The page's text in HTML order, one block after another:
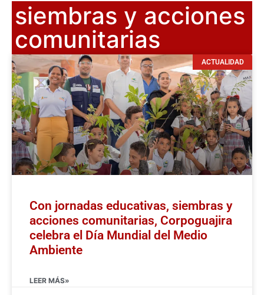
siembras y acciones
comunitarias
ACTUALIDAD
Con jornadas educativas, siembras y
acciones comunitarias, Corpoguajira
celebra el Día Mundial del Medio
Ambiente
LEER MÁS»